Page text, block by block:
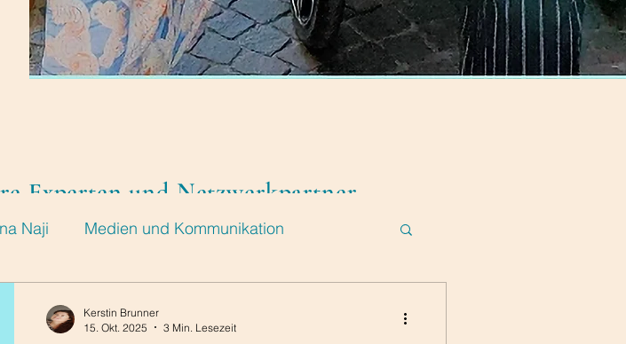
Experten und Netzwerkpartner
Naji Medien und Kommunikation
Kerstin Brunner
15. Okt. 2025
3 Min. Lesezeit